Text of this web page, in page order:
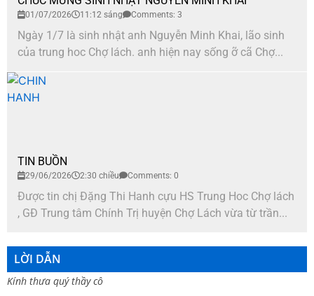
01/07/2026 11:12 sáng Comments: 3
Ngày 1/7 là sinh nhật anh Nguyễn Minh Khai, lão sinh
của trung hoc Chợ lách. anh hiện nay sống ỡ cã Chợ...
TIN BUỒN
29/06/2026 2:30 chiều Comments: 0
Được tin chị Đặng Thi Hanh cựu HS Trung Hoc Chợ lách
, GĐ Trung tâm Chính Trị huyện Chợ Lách vừa từ trần...
LỜI DẪN
Kính thưa quý thầy cô